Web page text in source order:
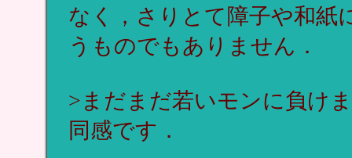
なく，さりとて障子や和紙
うものでもありません．
>まだまだ若いモンに負け
同感です．